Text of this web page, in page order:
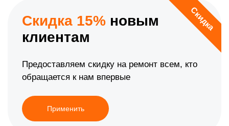
Скидка
Скидка 15% новым
клиентам
Предоставляем скидку на ремонт всем, кто
обращается к нам впервые
Применить